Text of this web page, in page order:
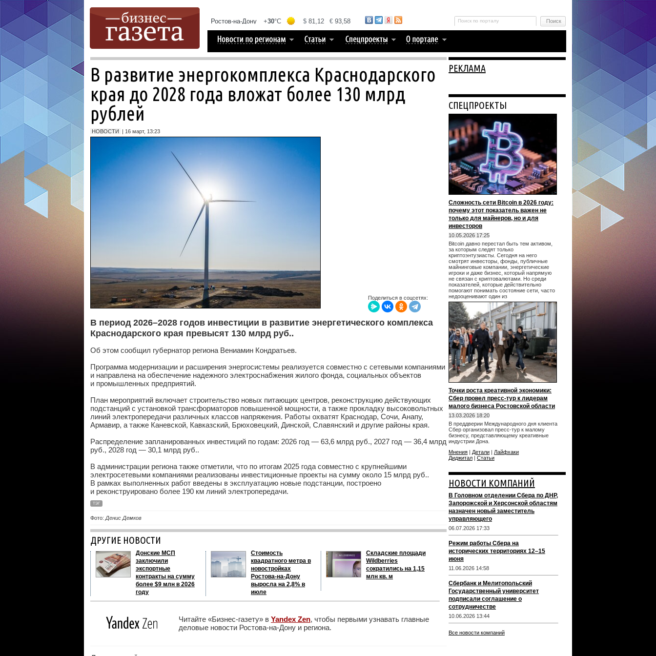
В развитие энергокомплекса Краснодарского
края до 2028 года вложат более 130 млрд
рублей
НОВОСТИ | 16 март, 13:23
Поделиться в соцсетях:
В период 2026–2028 годов инвестиции в развитие энергетического комплекса
Краснодарского края превысят 130 млрд руб..
Об этом сообщил губернатор региона Вениамин Кондратьев.
Программа модернизации и расширения энергосистемы реализуется совместно с сетевыми компаниями
и направлена на обеспечение надежного электроснабжения жилого фонда, социальных объектов
и промышленных предприятий.
План мероприятий включает строительство новых питающих центров, реконструкцию действующих
подстанций с установкой трансформаторов повышенной мощности, а также прокладку высоковольтных
линий электропередачи различных классов напряжения. Работы охватят Краснодар, Сочи, Анапу,
Армавир, а также Каневской, Кавказский, Брюховецкий, Динской, Славянский и другие районы края.
Распределение запланированных инвестиций по годам: 2026 год — 63,6 млрд руб., 2027 год — 36,4 млрд
руб., 2028 год — 30,1 млрд руб..
В администрации региона также отметили, что по итогам 2025 года совместно с крупнейшими
электросетевыми компаниями реализованы инвестиционные проекты на сумму около 15 млрд руб..
В рамках выполненных работ введены в эксплуатацию новые подстанции, построено
и реконструировано более 190 км линий электропередачи.
ТЭГ
Фото: Денис Демков
ДРУГИЕ НОВОСТИ
Донские МСП
заключили
экспортные
контракты на сумму
более $9 млн в 2026
году
Стоимость
квадратного метра в
новостройках
Ростова-на-Дону
выросла на 2,8% в
июле
Складские площади
Wildberries
сократились на 1,15
млн кв. м
Читайте «Бизнес-газету» в Yandex Zen, чтобы первыми узнавать главные
деловые новости Ростова-на-Дону и региона.
РЕКЛАМА
СПЕЦПРОЕКТЫ
Сложность сети Bitcoin в 2026 году:
почему этот показатель важен не
только для майнеров, но и для
инвесторов
10.05.2026 17:25
Bitcoin давно перестал быть тем активом,
за которым следят только
криптоэнтузиасты. Сегодня на него
смотрят инвесторы, фонды, публичные
майнинговые компании, энергетические
игроки и даже бизнес, который напрямую
не связан с криптовалютами. Но среди
показателей, которые действительно
помогают понимать состояние сети, часто
недооценивают один из
Точки роста креативной экономики:
Сбер провел пресс-тур к лидерам
малого бизнеса Ростовской области
13.03.2026 18:20
В преддверии Международного дня клиента
Сбер организовал пресс-тур к малому
бизнесу, представляющему креативные
индустрии Дона.
Мнения | Детали | Лайфхаки
Диджитал | Статьи
НОВОСТИ КОМПАНИЙ
В Головном отделении Сбера по ДНР,
Запорожской и Херсонской областям
назначен новый заместитель
управляющего
06.07.2026 17:33
Режим работы Сбера на
исторических территориях 12–15
июня
11.06.2026 14:58
Сбербанк и Мелитопольский
Государственный университет
подписали соглашение о
сотрудничестве
10.06.2026 13:44
Все новости компаний